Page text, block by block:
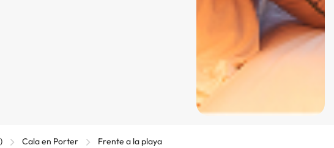
Cala en Porter Frente a la playa